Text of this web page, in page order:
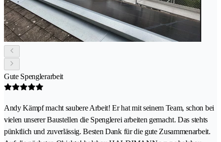
Gute Spenglerarbeit
Andy Kämpf macht saubere Arbeit! Er hat mit seinem Team, schon bei
vielen unserer Baustellen die Spenglerei arbeiten gemacht. Das stehts
pünktlich und zuverlässig. Besten Dank für die gute Zusammenarbeit.